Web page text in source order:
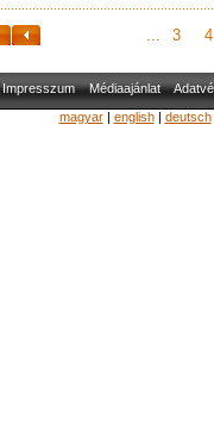
... 3 4
Impresszum Médiaajánlat
magyar| english| deutsch